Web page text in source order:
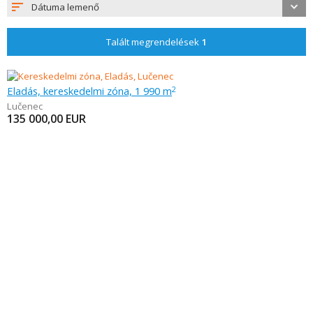
Dátuma lemenő
Talált megrendelések 1
Eladás, kereskedelmi zóna, 1 990 m2
Lučenec
135 000,00 EUR